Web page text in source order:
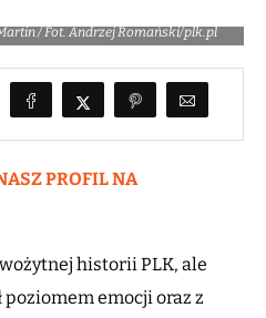
/ Fot. Andrzej Romański/plk.pl
PROFIL NA
historii PLK, ale
emocji oraz z